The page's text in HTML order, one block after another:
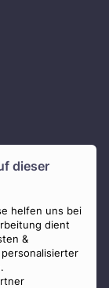
dieser
helfen uns bei
dient
&